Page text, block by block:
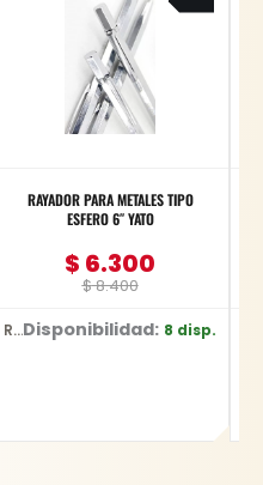
RAYADOR PARA METALES TIPO
ESFERO 6″ YATO
$8.400
$ 8.400.
$ 6.300
$ 6.300.
Ref: YT-3740Disponibilidad: 8 disp.